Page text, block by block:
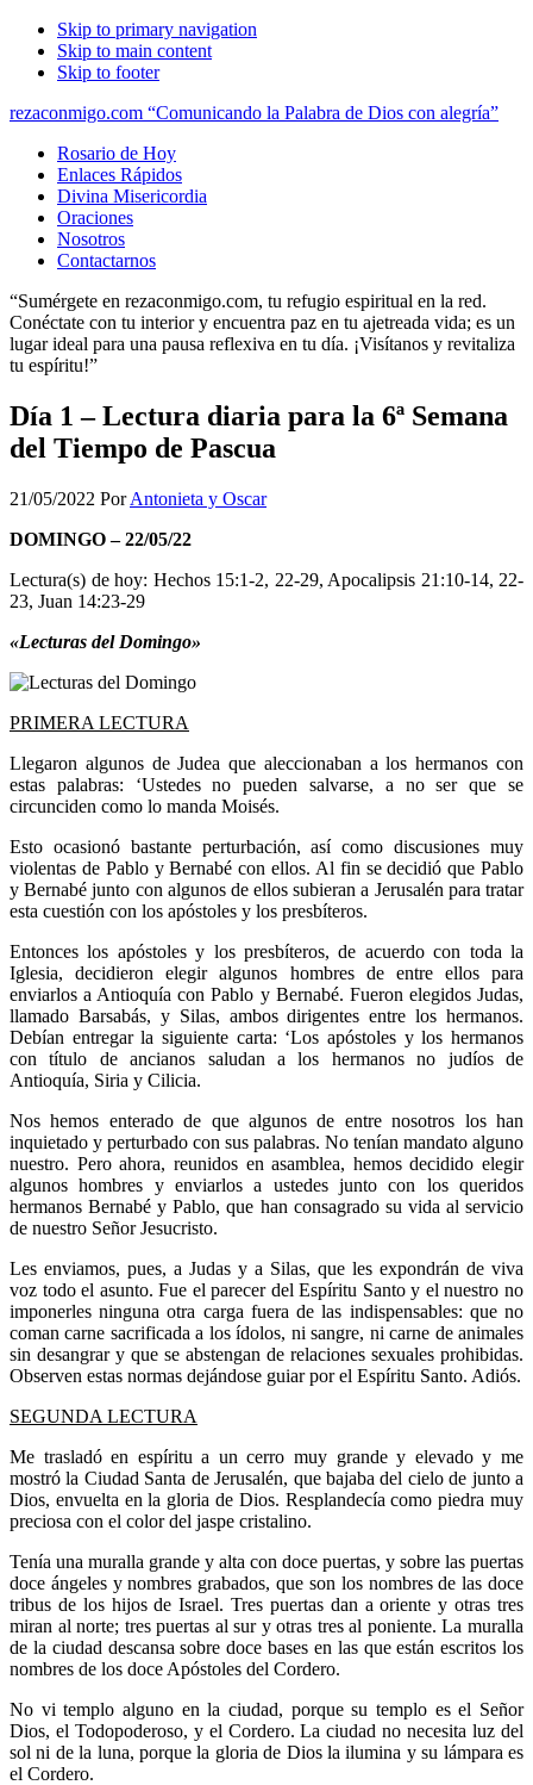
Skip to primary navigation
Skip to main content
Skip to footer
rezaconmigo.com “Comunicando la Palabra de Dios con alegría”
Rosario de Hoy
Enlaces Rápidos
Divina Misericordia
Oraciones
Nosotros
Contactarnos
“Sumérgete en rezaconmigo.com, tu refugio espiritual en la red.
Conéctate con tu interior y encuentra paz en tu ajetreada vida; es un
lugar ideal para una pausa reflexiva en tu día. ¡Visítanos y revitaliza
tu espíritu!”
Día 1 – Lectura diaria para la 6ª Semana
del Tiempo de Pascua
21/05/2022 PorAntonieta y Oscar
DOMINGO – 22/05/22
Lectura(s) de hoy: Hechos 15:1-2, 22-29, Apocalipsis 21:10-14, 22-
23, Juan 14:23-29
«Lecturas del Domingo»
PRIMERA LECTURA
Llegaron algunos de Judea que aleccionaban a los hermanos con
estas palabras: ‘Ustedes no pueden salvarse, a no ser que se
circunciden como lo manda Moisés.
Esto ocasionó bastante perturbación, así como discusiones muy
violentas de Pablo y Bernabé con ellos. Al fin se decidió que Pablo
y Bernabé junto con algunos de ellos subieran a Jerusalén para tratar
esta cuestión con los apóstoles y los presbíteros.
Entonces los apóstoles y los presbíteros, de acuerdo con toda la
Iglesia, decidieron elegir algunos hombres de entre ellos para
enviarlos a Antioquía con Pablo y Bernabé. Fueron elegidos Judas,
llamado Barsabás, y Silas, ambos dirigentes entre los hermanos.
Debían entregar la siguiente carta: ‘Los apóstoles y los hermanos
con título de ancianos saludan a los hermanos no judíos de
Antioquía, Siria y Cilicia.
Nos hemos enterado de que algunos de entre nosotros los han
inquietado y perturbado con sus palabras. No tenían mandato alguno
nuestro. Pero ahora, reunidos en asamblea, hemos decidido elegir
algunos hombres y enviarlos a ustedes junto con los queridos
hermanos Bernabé y Pablo, que han consagrado su vida al servicio
de nuestro Señor Jesucristo.
Les enviamos, pues, a Judas y a Silas, que les expondrán de viva
voz todo el asunto. Fue el parecer del Espíritu Santo y el nuestro no
imponerles ninguna otra carga fuera de las indispensables: que no
coman carne sacrificada a los ídolos, ni sangre, ni carne de animales
sin desangrar y que se abstengan de relaciones sexuales prohibidas.
Observen estas normas dejándose guiar por el Espíritu Santo. Adiós.
SEGUNDA LECTURA
Me trasladó en espíritu a un cerro muy grande y elevado y me
mostró la Ciudad Santa de Jerusalén, que bajaba del cielo de junto a
Dios, envuelta en la gloria de Dios. Resplandecía como piedra muy
preciosa con el color del jaspe cristalino.
Tenía una muralla grande y alta con doce puertas, y sobre las puertas
doce ángeles y nombres grabados, que son los nombres de las doce
tribus de los hijos de Israel. Tres puertas dan a oriente y otras tres
miran al norte; tres puertas al sur y otras tres al poniente. La muralla
de la ciudad descansa sobre doce bases en las que están escritos los
nombres de los doce Apóstoles del Cordero.
No vi templo alguno en la ciudad, porque su templo es el Señor
Dios, el Todopoderoso, y el Cordero. La ciudad no necesita luz del
sol ni de la luna, porque la gloria de Dios la ilumina y su lámpara es
el Cordero.